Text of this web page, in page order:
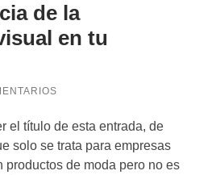
de la
en tu
el título de esta entrada, de
solo se trata para empresas
productos de moda pero no es